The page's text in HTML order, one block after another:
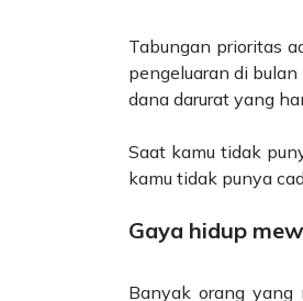
Tabungan prioritas
pengeluaran di
dana darurat yang
Saat kamu tidak
kamu tidak punya
Gaya hidup
Banyak orang yang